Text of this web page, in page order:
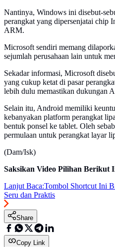
Nantinya, Windows ini disebut-
perangkat yang dipersenjatai chip
ARM.
Microsoft sendiri memang
sejumlah perusahaan lain untuk
Sekadar informasi, Microsoft
yang cukup ketat di pasar
lebih dulu memastikan dukungan
Selain itu, Android memiliki
kebanyakan platform perangkat
bentuk ponsel ke tablet. Oleh
permulaan untuk perangkat layar
(Dam/Isk)
Saksikan Video Pilihan Berikut
Lanjut Baca:Tombol Shortcut Ini
Seru dan Praktis
Share
Copy Link